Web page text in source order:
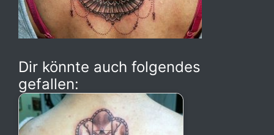
Dir könnte auch folgendes
gefallen: